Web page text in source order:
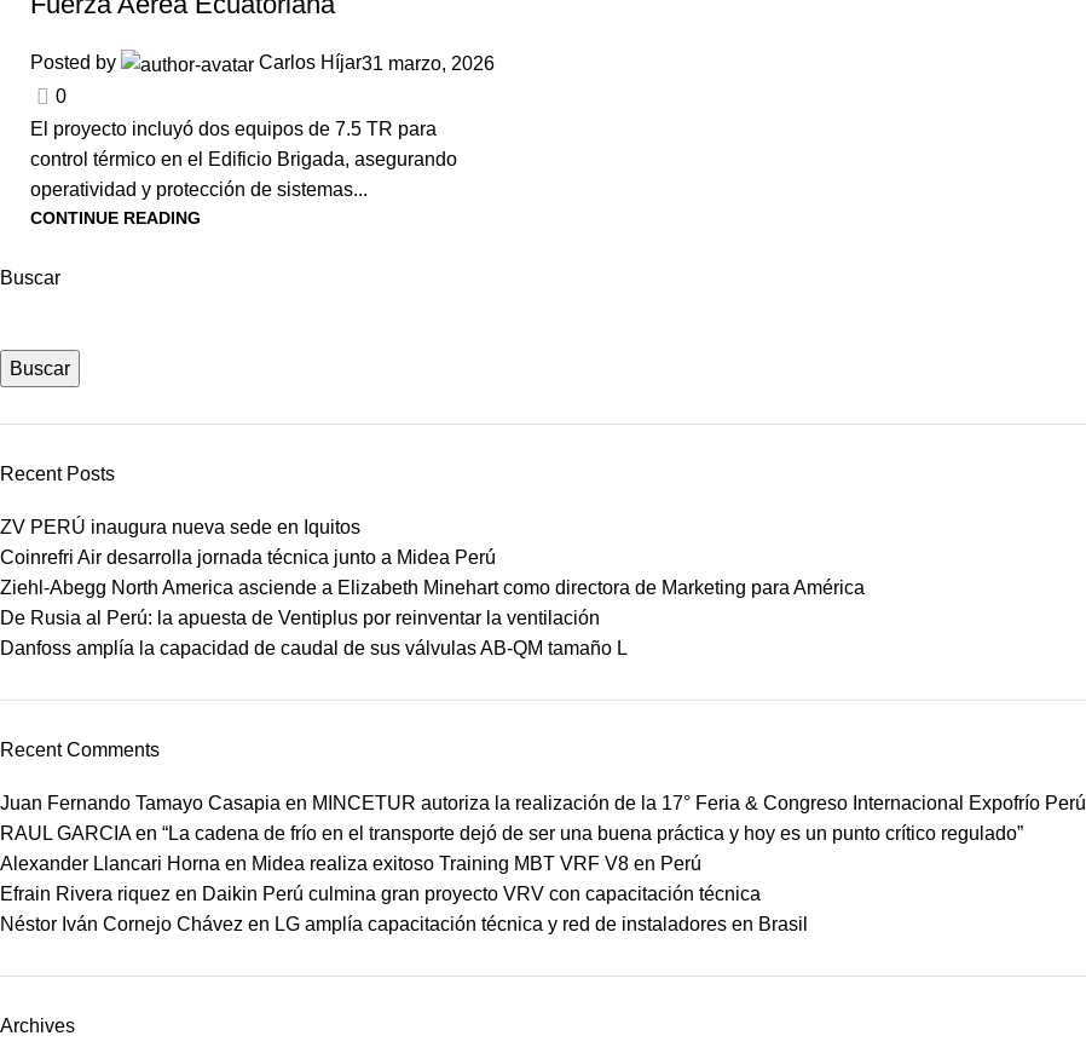
Posted by Carlos Híjar31 marzo, 2026
0
El proyecto incluyó dos equipos de 7.5 TR para
control térmico en el Edificio Brigada, asegurando
operatividad y protección de sistemas...
CONTINUE READING
Buscar
Buscar
Recent Posts
ZV PERÚ inaugura nueva sede en Iquitos
Coinrefri Air desarrolla jornada técnica junto a Midea Perú
Ziehl-Abegg North America asciende a Elizabeth Minehart como directora de Marketing para América
De Rusia al Perú: la apuesta de Ventiplus por reinventar la ventilación
Danfoss amplía la capacidad de caudal de sus válvulas AB-QM tamaño L
Recent Comments
Juan Fernando Tamayo Casapia en MINCETUR autoriza la realización de la 17° Feria & Congreso Internacional Expofrío Perú
RAUL GARCIAen “La cadena de frío en el transporte dejó de ser una buena práctica y hoy es un punto crítico regulado”
Alexander Llancari Horna en Midea realiza exitoso Training MBT VRF V8 en Perú
Efrain Rivera riquez en Daikin Perú culmina gran proyecto VRV con capacitación técnica
Néstor Iván Cornejo Chávez en LG amplía capacitación técnica y red de instaladores en Brasil
Archives